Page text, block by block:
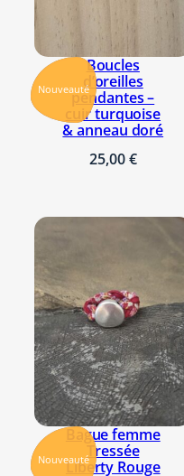
Nouveauté
Boucles
d’oreilles
pendantes –
cuir turquoise
& anneau doré
25,00€
Nouveauté
Bague femme
Tressée
Liberty Rouge